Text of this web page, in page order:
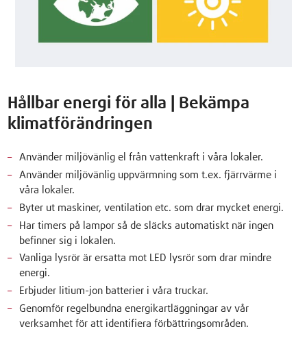
Hållbar energi för alla | Bekämpa
klimatförändringen
Använder miljövänlig el från vattenkraft i våra lokaler.
Använder miljövänlig uppvärmning som t.ex. fjärrvärme i
våra lokaler.
Byter ut maskiner, ventilation etc. som drar mycket energi.
Har timers på lampor så de släcks automatiskt när ingen
befinner sig i lokalen.
Vanliga lysrör är ersatta mot LED lysrör som drar mindre
energi.
Erbjuder litium-jon batterier i våra truckar.
Genomför regelbundna energikartläggningar av vår
verksamhet för att identifiera förbättringsområden.